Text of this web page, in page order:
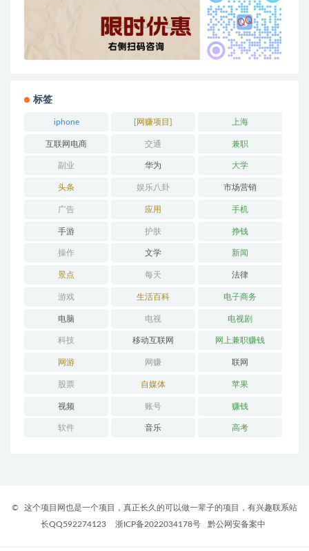
标签
iphone [网赚项目] 上海
互联网电商 交通 兼职
副业 华为 大学
头条 娱乐八卦 市场营销
广告 应用 手机
手游 护肤 挣钱
操作 文学 新闻
景点 每天 法律
游戏 生活百科 电子商务
电脑 电视 电视剧
科技 移动互联网 网上兼职赚钱
网游 网赚 联网
股票 自媒体 苹果
视频 账号 赚钱
软件 音乐 高考
©
这个项目网也是一个项目，真正长久的可以做一辈子的项目，有兴趣联系站
长QQ592274123
浙ICP备2022034178号 黔公网安备案中